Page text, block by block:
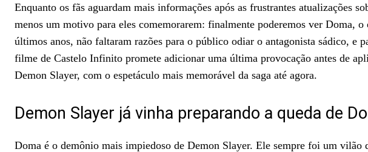
Enquanto os fãs aguardam mais informações após as frustrantes atualizações
menos um motivo para eles comemorarem: finalmente poderemos ver Doma,
últimos anos, não faltaram razões para o público odiar o antagonista sádico, e
filme de Castelo Infinito promete adicionar uma última provocação antes de
Demon Slayer, com o espetáculo mais memorável da saga até agora.
Demon Slayer já vinha preparando a queda de
Doma é o demônio mais impiedoso de Demon Slayer. Ele sempre foi um vilão